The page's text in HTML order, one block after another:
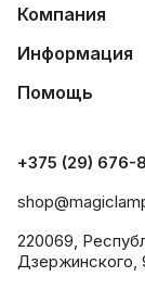
Компания
Информация
Помощь
+375 (29) 676-
220069,
Дзержинского,